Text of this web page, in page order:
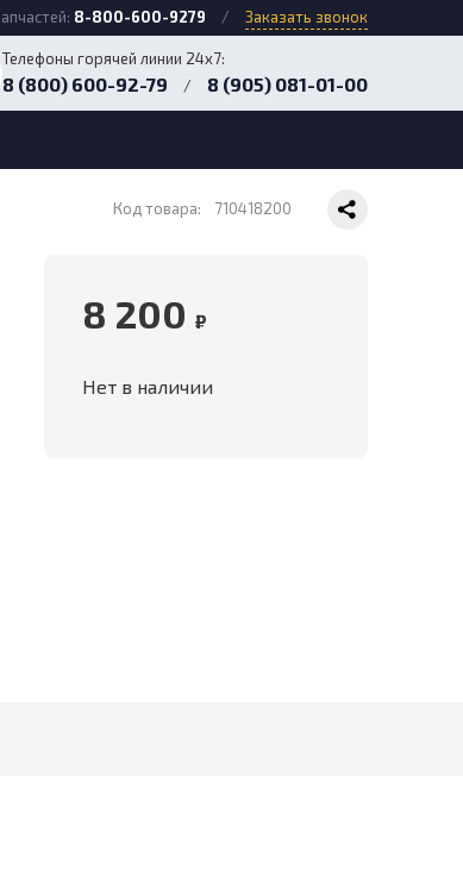
8-800-600-9279 / Заказать звонок
Телефоны горячей линии 24х7:
8 (800) 600-92-79 / 8 (905) 081-01-00
Код товара: 710418200
8 200 ₽
Нет в наличии